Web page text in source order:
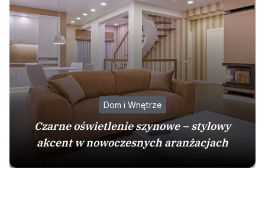
Dom i Wnętrze
Czarne oświetlenie szynowe – stylowy
akcent w nowoczesnych aranżacjach